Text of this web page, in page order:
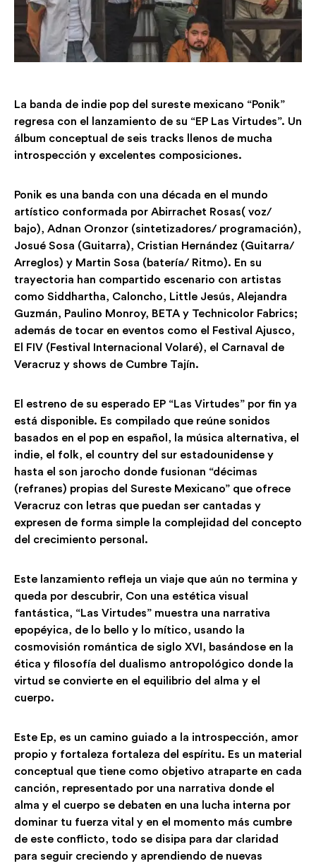
La banda de indie pop del sureste mexicano “Ponik”
regresa con el lanzamiento de su “EP Las Virtudes”. Un
álbum conceptual de seis tracks llenos de mucha
introspección y excelentes composiciones.
Ponik es una banda con una década en el mundo
artístico conformada por Abirrachet Rosas( voz/
bajo), Adnan Oronzor (sintetizadores/ programación),
Josué Sosa (Guitarra), Cristian Hernández (Guitarra/
Arreglos) y Martin Sosa (batería/ Ritmo). En su
trayectoria han compartido escenario con artistas
como Siddhartha, Caloncho, Little Jesús, Alejandra
Guzmán, Paulino Monroy, BETA y Technicolor Fabrics;
además de tocar en eventos como el Festival Ajusco,
El FIV (Festival Internacional Volaré), el Carnaval de
Veracruz y shows de Cumbre Tajín.
El estreno de su esperado EP “Las Virtudes” por fin ya
está disponible. Es compilado que reúne sonidos
basados en el pop en español, la música alternativa, el
indie, el folk, el country del sur estadounidense y
hasta el son jarocho donde fusionan “décimas
(refranes) propias del Sureste Mexicano” que ofrece
Veracruz con letras que puedan ser cantadas y
expresen de forma simple la complejidad del concepto
del crecimiento personal.
Este lanzamiento refleja un viaje que aún no termina y
queda por descubrir, Con una estética visual
fantástica, “Las Virtudes” muestra una narrativa
epopéyica, de lo bello y lo mítico, usando la
cosmovisión romántica de siglo XVI, basándose en la
ética y filosofía del dualismo antropológico donde la
virtud se convierte en el equilibrio del alma y el
cuerpo.
Este Ep, es un camino guiado a la introspección, amor
propio y fortaleza fortaleza del espíritu. Es un material
conceptual que tiene como objetivo atraparte en cada
canción, representado por una narrativa donde el
alma y el cuerpo se debaten en una lucha interna por
dominar tu fuerza vital y en el momento más cumbre
de este conflicto, todo se disipa para dar claridad
para seguir creciendo y aprendiendo de nuevas